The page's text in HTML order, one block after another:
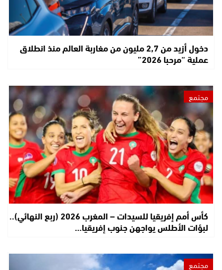
دخول أزيد من 2,7 مليون من مغاربة العالم منذ انطلاق
عملية “مرحبا 2026”
مجتمع
كأس أمم إفريقيا للسيدات – المغرب 2026 (ربع النهائي)..
لبؤات الأطلس يواجهن جنوب إفريقيا…
مجتمع